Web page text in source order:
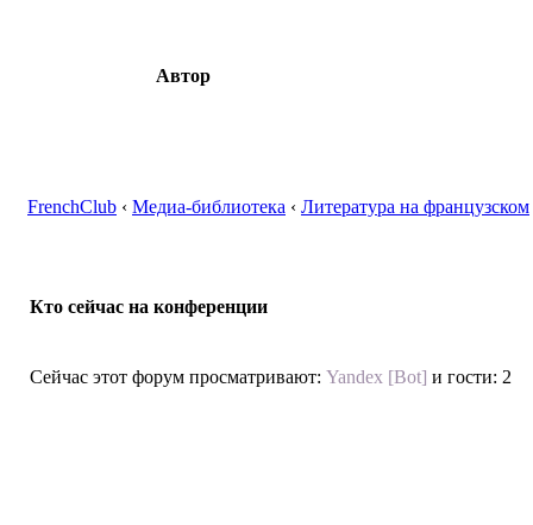
Автор
FrenchClub ‹ Медиа-библиотека ‹ Литература на французском
Кто сейчас на конференции
Сейчас этот форум просматривают: Yandex [Bot] и гости: 2